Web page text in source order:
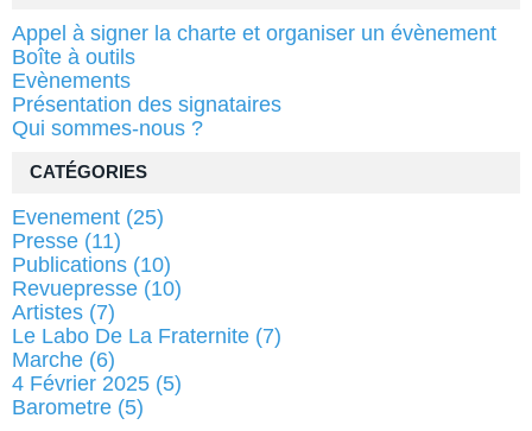
Appel à signer la charte et organiser un évènement
Boîte à outils
Evènements
Présentation des signataires
Qui sommes-nous ?
CATÉGORIES
Evenement (25)
Presse (11)
Publications (10)
Revuepresse (10)
Artistes (7)
Le Labo De La Fraternite (7)
Marche (6)
4 Février 2025 (5)
Barometre (5)